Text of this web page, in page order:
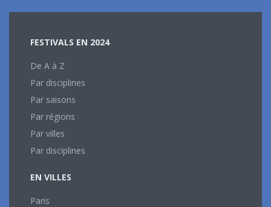
FESTIVALS EN 2024
De A à Z
Par disciplines
Par saisons
Par régions
Par villes
Par disciplines
EN VILLES
Paris